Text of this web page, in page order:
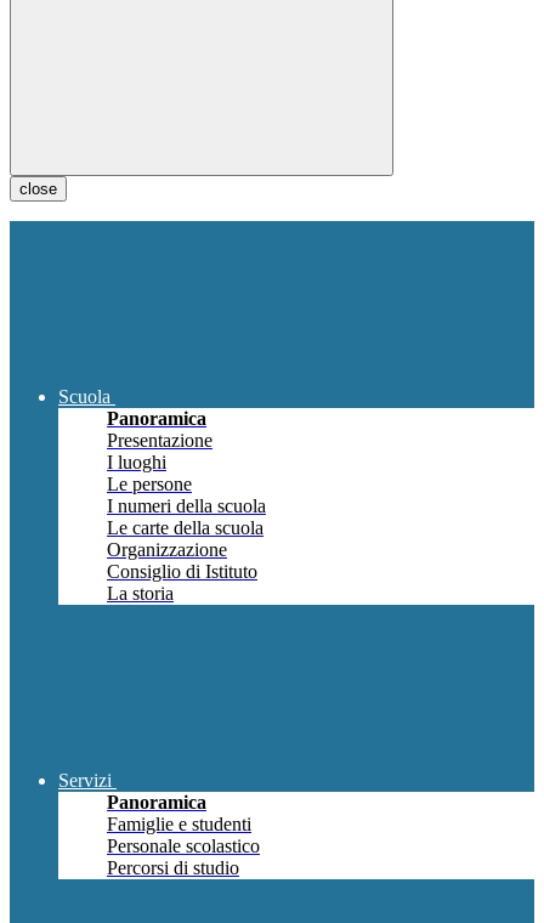
close
Scuola
Panoramica
Presentazione
I luoghi
Le persone
I numeri della scuola
Le carte della scuola
Organizzazione
Consiglio di Istituto
La storia
Servizi
Panoramica
Famiglie e studenti
Personale scolastico
Percorsi di studio